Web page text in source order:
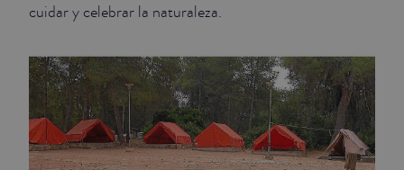
cuidar y celebrar la naturaleza.